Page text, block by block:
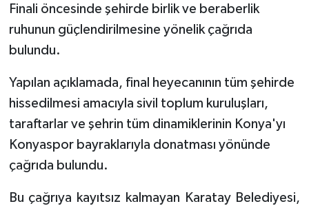
Finali öncesinde şehirde birlik ve beraberlik
ruhunun güçlendirilmesine yönelik çağrıda
bulundu.
Yapılan açıklamada, final heyecanının tüm şehirde
hissedilmesi amacıyla sivil toplum kuruluşları,
taraftarlar ve şehrin tüm dinamiklerinin Konya'yı
Konyaspor bayraklarıyla donatması yönünde
çağrıda bulundu.
Bu çağrıya kayıtsız kalmayan Karatay Belediyesi,